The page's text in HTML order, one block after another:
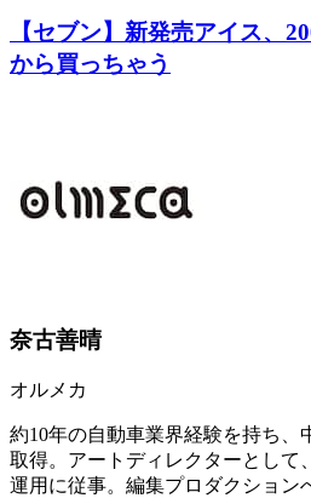
【セブン】新発売アイス、
から買っちゃう
奈古善晴
オルメカ
約10年の自動車業界経験を持ち、
取得。アートディレクターとして
運用に従事。編集プロダクション